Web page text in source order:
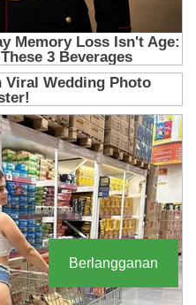
Berlangganan